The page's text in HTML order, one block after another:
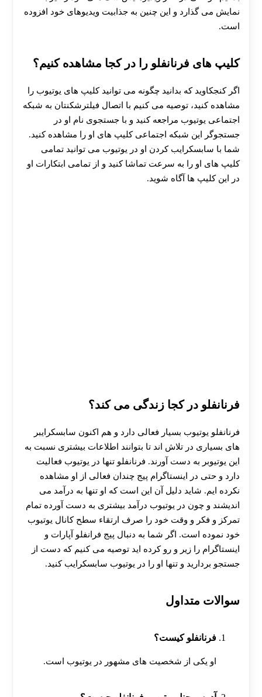
هات بت
نمایش می‌ گذارد و این چنین به جذابیت ویدیوهای خود افزوده
است.
کلیپ های فرنانفلو را در کجا مشاهده کنیم؟
اگر کنجکاوید که بدانید چگونه می توانید کلیپ های یوتیوب را
مشاهده کنید، توصیه می‌ کنیم با اتصال فیلترشکنتان به شبکه
اجتماعی یوتیوب مراجعه کنید و با جستجوی نام او در
جستجوگر این شبکه اجتماعی کلیپ های او را مشاهده کنید.
شما با سابسکرایب کردن او در یوتیوب می توانید تمامی
کلیپ های او را به سرعت تماشا کنید و از تمامی ابتکارات او
در این کلیپ ها آگاه شوید.
فرنانفلو در کجا زندگی می کند؟
فرنانفلو یوتیوب بسیار فعالی دارد و هم اکنون سابسکرایبر
های بسیاری در تلاش اند تا بتوانند اطلاعات بیشتری نسبت به
این یوتیوبر به دست آورند. فرنانفلو تنها در یوتیوب فعالیت
دارد و حتی در اینستاگرام پیج چندان فعالی از او مشاهده
نکرده ایم. شاید دلیل آن این است که او تنها به درآمد می‌
اندیشند و چون در یوتیوب درآمد بیشتری به دست آورده تمام
تمرکز و فکر و وقت خود را صرف ارتقاء سطح کانال یوتیوب
خود نموده است. اگر شما به دنبال پیج فرانفلو آپارات و
اینستاگرام را زیر و رو کرده اید توصیه می کنیم که دست از
جستجو بردارید و تنها او را در یوتیوب سابسکرایب کنید.
سوالات متداول
فرنانفلو کیست؟
او یکی از شخصیت‌ های مشهور در یوتیوب است.